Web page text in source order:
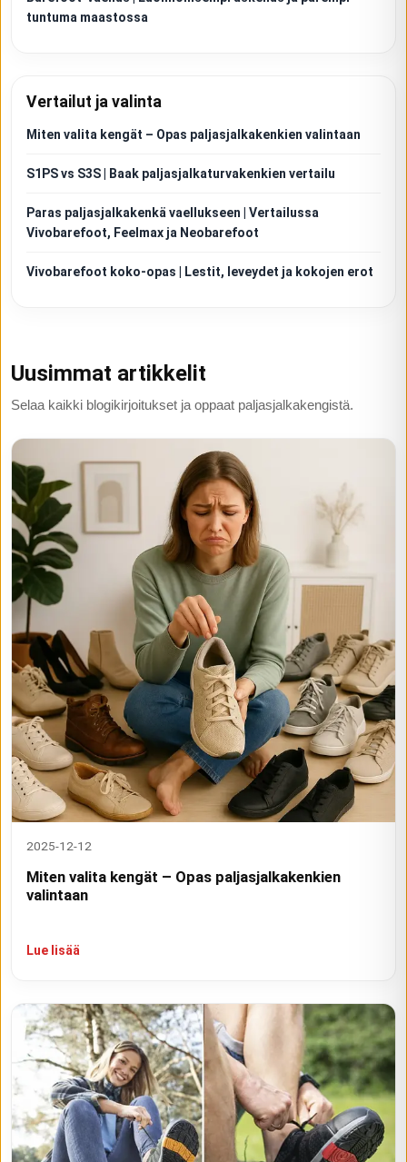
tuntuma maastossa
Vertailut ja valinta
Miten valita kengät – Opas paljasjalkakenkien valintaan
S1PS vs S3S | Baak paljasjalkaturvakenkien vertailu
Paras paljasjalkakenkä vaellukseen | Vertailussa
Vivobarefoot, Feelmax ja Neobarefoot
Vivobarefoot koko-opas | Lestit, leveydet ja kokojen erot
Uusimmat artikkelit
Selaa kaikki blogikirjoitukset ja oppaat paljasjalkakengistä.
2025-12-12
Miten valita kengät – Opas paljasjalkakenkien
valintaan
Lue lisää